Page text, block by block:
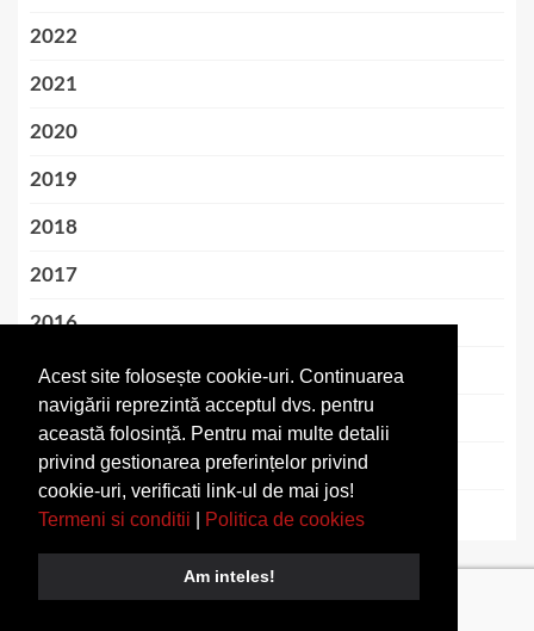
Acest site folosește cookie-uri. Continuarea
navigării reprezintă acceptul dvs. pentru
această folosință. Pentru mai multe detalii
privind gestionarea preferințelor privind
cookie-uri, verificati link-ul de mai jos!
Termeni si conditii
Politica de cookies
Am inteles!
2022
2021
2020
2019
2018
2017
2016
2015
2014
2013
2012
Copyright © All rights reserved.|Termeni si conditii